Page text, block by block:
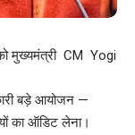
मुख्यमंत्री CM Yogi
बड़े आयोजन —
का ऑडिट लेना।